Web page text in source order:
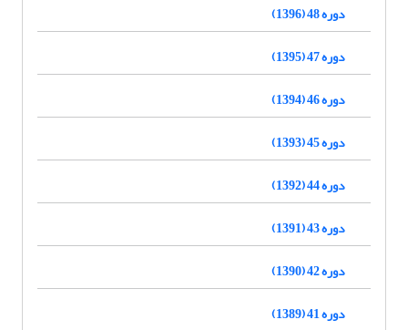
دوره 48 (1396)
دوره 47 (1395)
دوره 46 (1394)
دوره 45 (1393)
دوره 44 (1392)
دوره 43 (1391)
دوره 42 (1390)
دوره 41 (1389)